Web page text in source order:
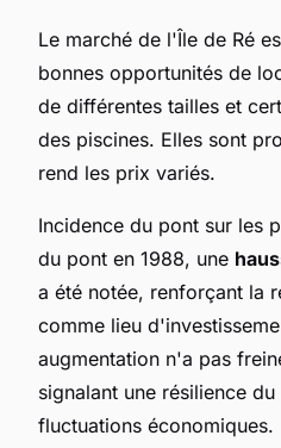
Le marché de l'Île de Ré
bonnes opportunités de
de différentes tailles et
des piscines. Elles sont
rend les prix variés.
Incidence du pont sur les
du pont en 1988, une
a été notée, renforçant la
comme lieu
augmentation n'a pas
signalant une résilience
fluctuations économiques.